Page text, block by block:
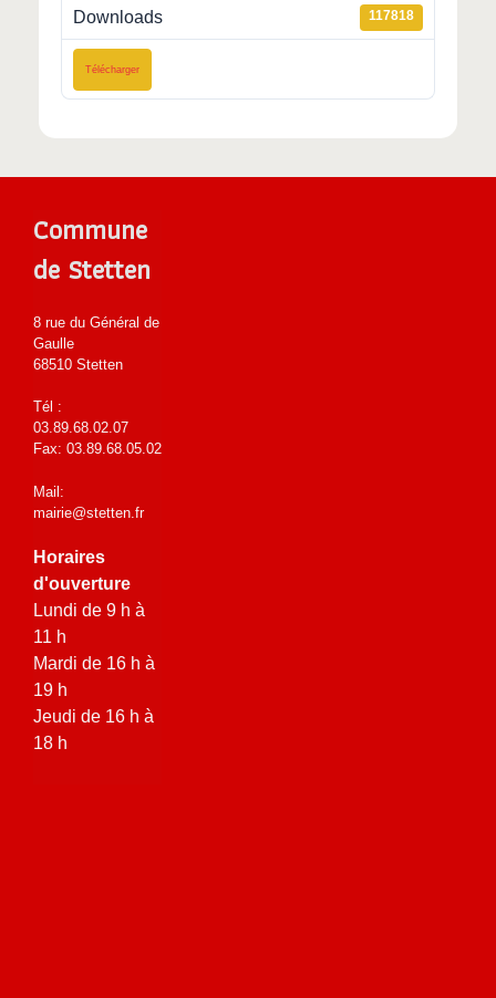
Downloads 117818
Télécharger
Commune
de Stetten
8 rue du Général de
Gaulle
68510 Stetten
Tél :
03.89.68.02.07
Fax: 03.89.68.05.02
Mail:
mairie@stetten.fr
Horaires
d'ouverture
Lundi de 9 h à
11 h
Mardi de 16 h à
19 h
Jeudi de 16 h à
18 h